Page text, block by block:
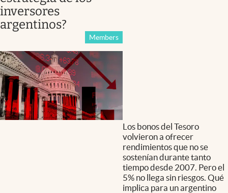
inversores
argentinos?
Members
Los bonos del Tesoro
volvieron a ofrecer
rendimientos que no se
sostenían durante tanto
tiempo desde 2007. Pero el
5% no llega sin riesgos. Qué
implica para un argentino